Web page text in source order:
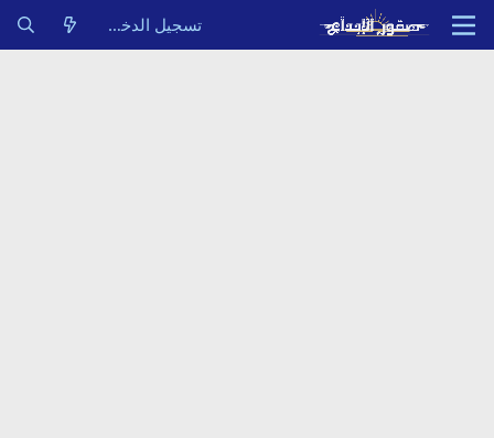
تسجيل الدخول